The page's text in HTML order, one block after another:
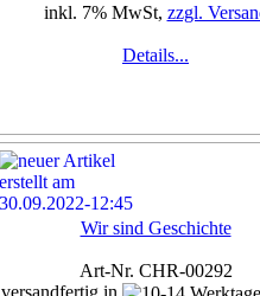
inkl. 7% MwSt, zzgl.
Details...
Wir sind Geschichte
Art-Nr. CHR-00292
versandfertig in